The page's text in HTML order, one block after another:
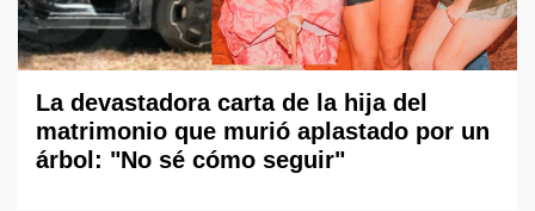
La devastadora carta de la hija del
matrimonio que murió aplastado por un
árbol: "No sé cómo seguir"